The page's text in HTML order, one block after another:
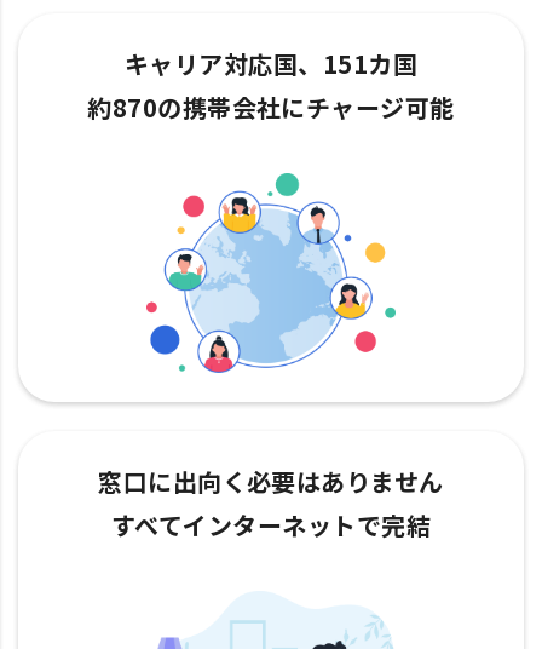
キャリア対応国、151カ国
約870の携帯会社にチャージ可能
窓口に出向く必要はありません
すべてインターネットで完結